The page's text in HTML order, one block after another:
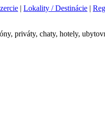
| Lokality / Destinácie |
priváty, chaty, hotely,